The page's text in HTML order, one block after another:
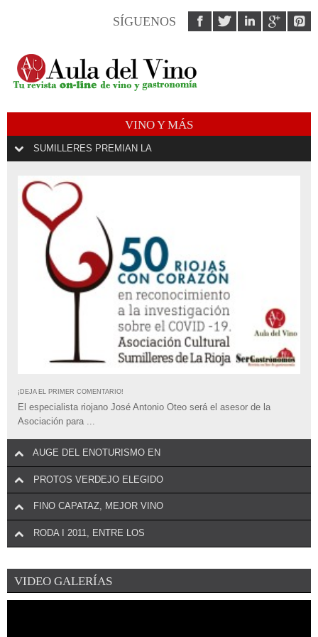
SÍGUENOS
VINO Y MÁS
SUMILLERES PREMIAN LA
¡DEJA EL PRIMER COMENTARIO!
El especialista riojano José Antonio Oteo será el asesor de la
Asociación para ...
AUGE DEL ENOTURISMO EN
PROTOS VERDEJO ELEGIDO
FINO CAPATAZ, MEJOR VINO
RODA I 2011, ENTRE LOS
VIDEO GALERÍAS